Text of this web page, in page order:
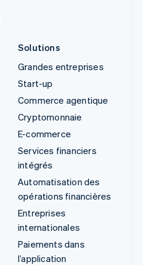
Solutions
Grandes entreprises
Start-up
Commerce agentique
Cryptomonnaie
E-commerce
Services financiers
intégrés
Automatisation des
opérations financières
Entreprises
internationales
Paiements dans
l’application